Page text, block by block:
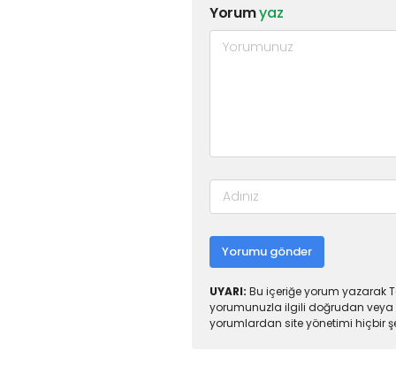
Yorumyaz
Yorumu gönder
UYARI: Bu içeriğe yorum yazarak
yorumunuzla ilgili doğrudan veya
yorumlardan site yönetimi hiçbir